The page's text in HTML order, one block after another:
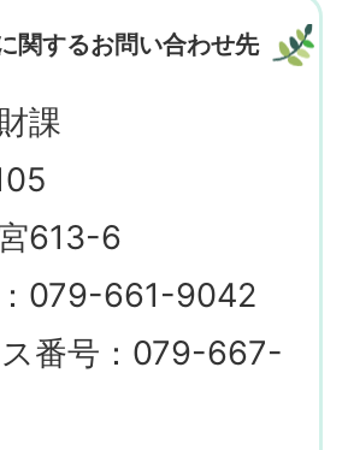
関するお問い合わせ先
課
613-6
079-661-9042
番号：079-667-